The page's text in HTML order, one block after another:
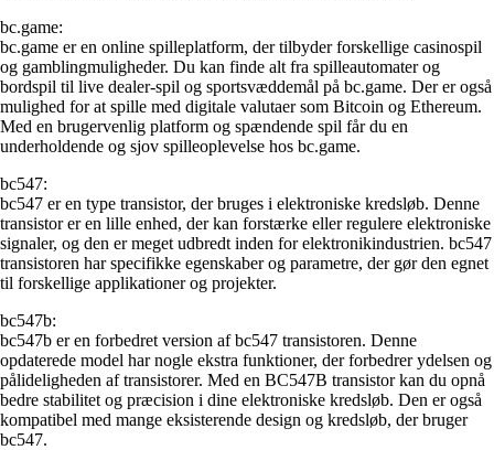
bc.game:
bc.game er en online spilleplatform, der tilbyder forskellige casinospil
og gamblingmuligheder. Du kan finde alt fra spilleautomater og
bordspil til live dealer-spil og sportsvæddemål på bc.game. Der er også
mulighed for at spille med digitale valutaer som Bitcoin og Ethereum.
Med en brugervenlig platform og spændende spil får du en
underholdende og sjov spilleoplevelse hos bc.game.
bc547:
bc547 er en type transistor, der bruges i elektroniske kredsløb. Denne
transistor er en lille enhed, der kan forstærke eller regulere elektroniske
signaler, og den er meget udbredt inden for elektronikindustrien. bc547
transistoren har specifikke egenskaber og parametre, der gør den egnet
til forskellige applikationer og projekter.
bc547b:
bc547b er en forbedret version af bc547 transistoren. Denne
opdaterede model har nogle ekstra funktioner, der forbedrer ydelsen og
pålideligheden af transistorer. Med en BC547B transistor kan du opnå
bedre stabilitet og præcision i dine elektroniske kredsløb. Den er også
kompatibel med mange eksisterende design og kredsløb, der bruger
bc547.